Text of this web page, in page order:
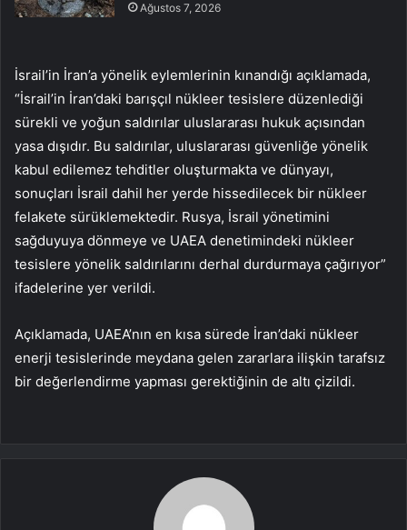
Ağustos 7, 2026
İsrail’in İran’a yönelik eylemlerinin kınandığı açıklamada,
“İsrail’in İran’daki barışçıl nükleer tesislere düzenlediği
sürekli ve yoğun saldırılar uluslararası hukuk açısından
yasa dışıdır. Bu saldırılar, uluslararası güvenliğe yönelik
kabul edilemez tehditler oluşturmakta ve dünyayı,
sonuçları İsrail dahil her yerde hissedilecek bir nükleer
felakete sürüklemektedir. Rusya, İsrail yönetimini
sağduyuya dönmeye ve UAEA denetimindeki nükleer
tesislere yönelik saldırılarını derhal durdurmaya çağırıyor”
ifadelerine yer verildi.
Açıklamada, UAEA’nın en kısa sürede İran’daki nükleer
enerji tesislerinde meydana gelen zararlara ilişkin tarafsız
bir değerlendirme yapması gerektiğinin de altı çizildi.